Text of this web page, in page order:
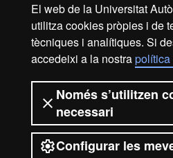
El web de la Universitat
utilitza cookies pròpies i de
tècniques i analítiques. Si
accedeixi a la nostra
Només s’utilitzen
necessari
Configurar les
104263 - Planificació d'Àrees
108384 - Tècniques de Camp
Natural
106923 - Pràctiques Professionals
104276 - Treball de Final de Grau
2026 Universitat